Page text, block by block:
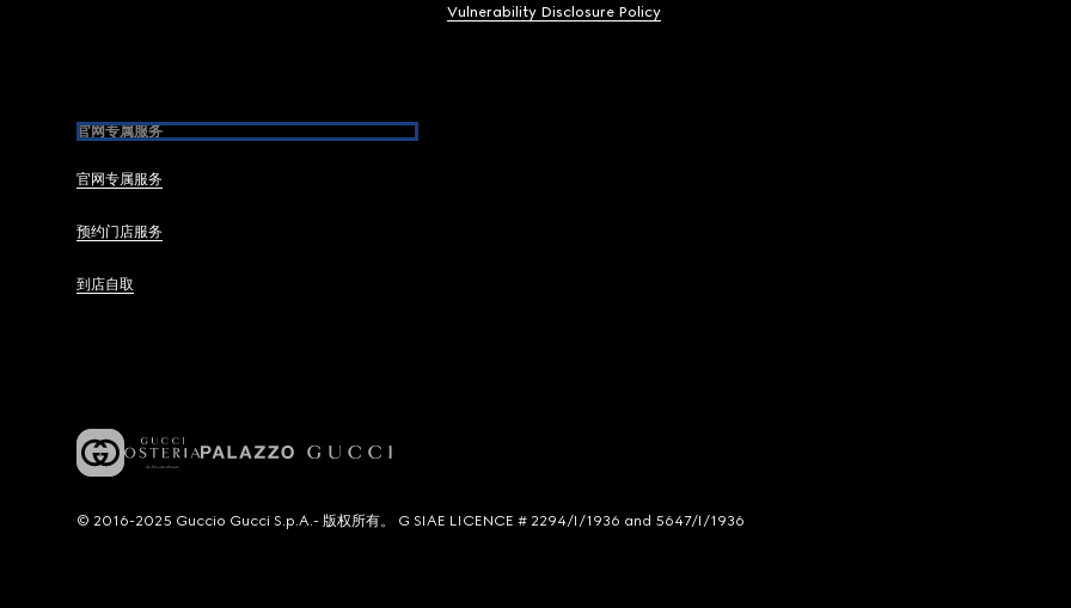
Vulnerability Disclosure Policy
官网专属服务
官网专属服务
预约门店服务
到店自取
© 2016-2025 Guccio Gucci S.p.A.- 版权所有。 G SIAE LICENCE # 2294/I/1936 and 5647/I/1936